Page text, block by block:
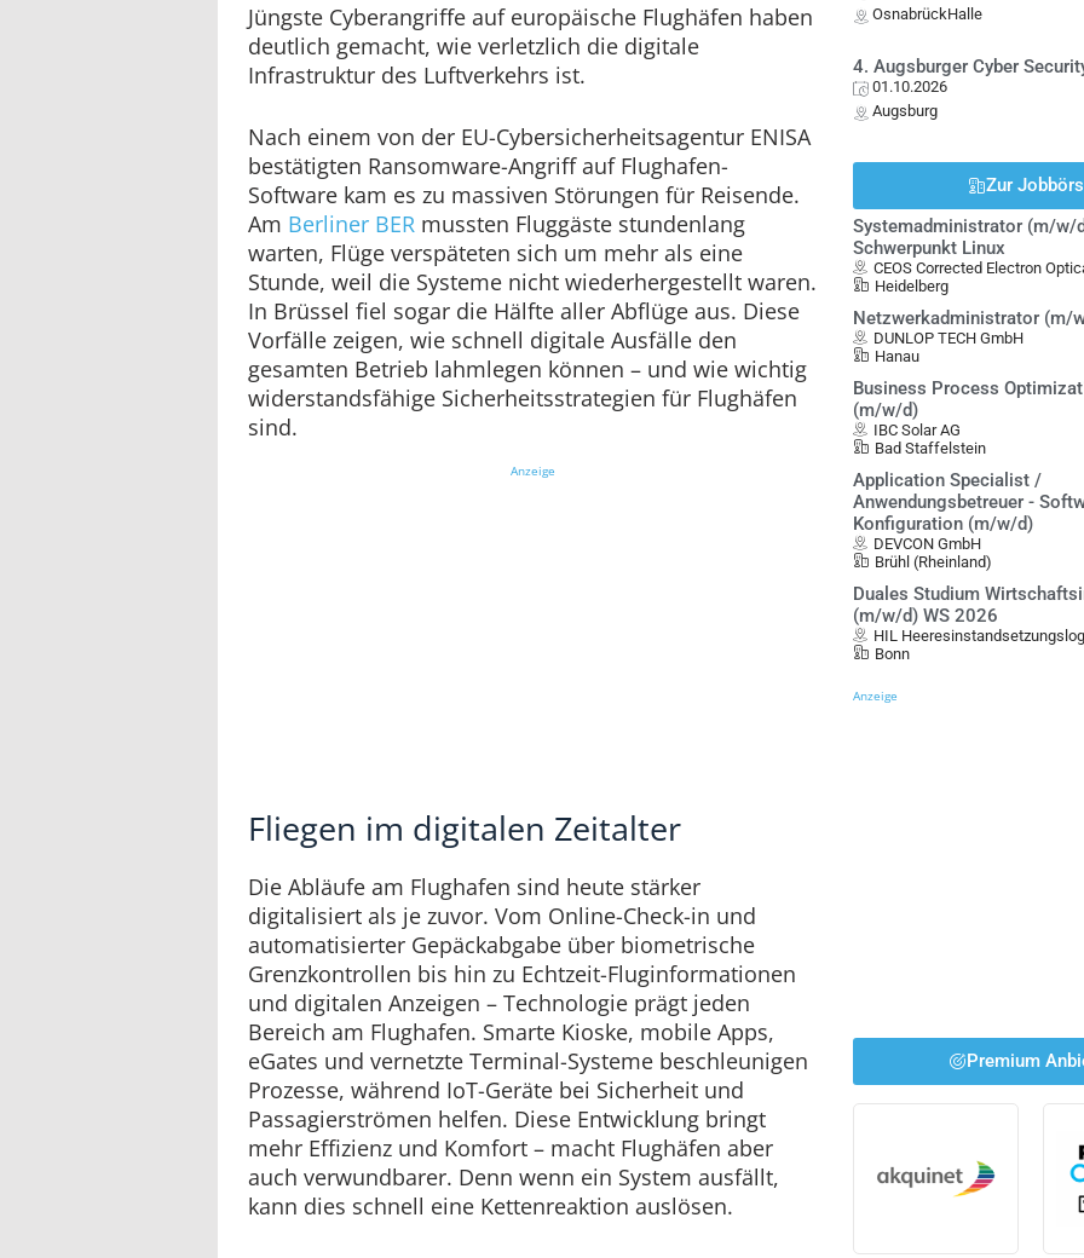
Jüngste Cyberangriffe auf europäische Flughäfen haben
deutlich gemacht, wie verletzlich die digitale
Infrastruktur des Luftverkehrs ist.
Nach einem von der EU-Cybersicherheitsagentur ENISA
bestätigten Ransomware-Angriff auf Flughafen-
Software kam es zu massiven Störungen für Reisende.
Am Berliner BER mussten Fluggäste stundenlang
warten, Flüge verspäteten sich um mehr als eine
Stunde, weil die Systeme nicht wiederhergestellt waren.
In Brüssel fiel sogar die Hälfte aller Abflüge aus. Diese
Vorfälle zeigen, wie schnell digitale Ausfälle den
gesamten Betrieb lahmlegen können – und wie wichtig
widerstandsfähige Sicherheitsstrategien für Flughäfen
sind.
Anzeige
Fliegen im digitalen Zeitalter
Die Abläufe am Flughafen sind heute stärker
digitalisiert als je zuvor. Vom Online-Check-in und
automatisierter Gepäckabgabe über biometrische
Grenzkontrollen bis hin zu Echtzeit-Fluginformationen
und digitalen Anzeigen – Technologie prägt jeden
Bereich am Flughafen. Smarte Kioske, mobile Apps,
eGates und vernetzte Terminal-Systeme beschleunigen
Prozesse, während IoT-Geräte bei Sicherheit und
Passagierströmen helfen. Diese Entwicklung bringt
mehr Effizienz und Komfort – macht Flughäfen aber
auch verwundbarer. Denn wenn ein System ausfällt,
kann dies schnell eine Kettenreaktion auslösen.
OsnabrückHalle
4. Augsburger Cyber
01.10.2026
Augsburg
Zur
Systemadministrator (m/w/
Schwerpunkt Linux
CEOS Corrected Electron
Heidelberg
Netzwerkadministrator (m/
DUNLOP TECH GmbH
Hanau
Business Process
(m/w/d)
IBC Solar AG
Bad Staffelstein
Application Specialist /
Anwendungsbetreuer -
Konfiguration (m/w/d)
DEVCON GmbH
Brühl (Rheinland)
Duales Studium
(m/w/d) WS 2026
HIL
Bonn
Anzeige
Premium